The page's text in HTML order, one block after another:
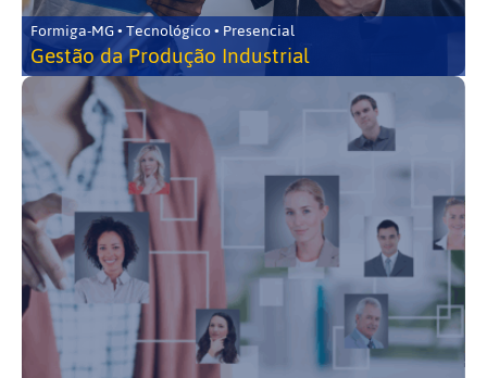
Formiga-MG • Tecnológico • Presencial
Gestão da Produção Industrial